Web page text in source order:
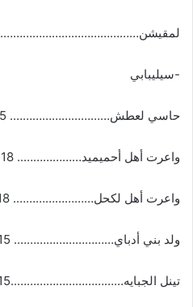
لمقيشن…………………………………….05 ملم
-سيليبابي
حاسي لعطش…………………………. 25 ملم
واعرت أهل أحميميد……………….. 18 ملم
واعرت أهل لكحل……………………. 18 ملم
ولد بني أدباي…………………………. 15 ملم
تينل الجبايه……………………………..15 ملم